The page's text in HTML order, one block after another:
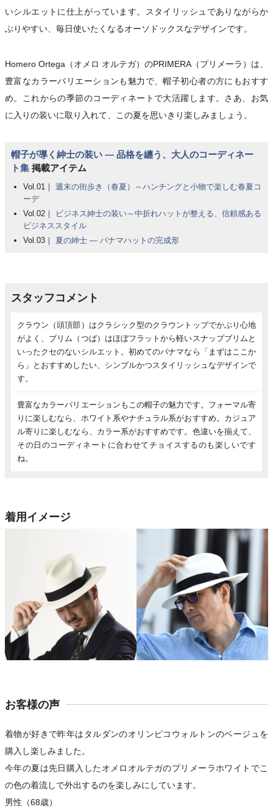
いシルエットに仕上がっています。スタイリッシュでありながらか
ぶりやすい、毎日使いたくなるオーソドックスなデザインです。
Homero Ortega（オメロ オルテガ）のPRIMERA（プリメーラ）は、
豊富なカラーバリエーションも魅力で、帽子初心者の方にもおすす
め。これからの季節のコーディネートで大活躍します。さあ、お気
に入りの装いに取り入れて、この夏を思いきり楽しみましょう。
帽子が導く紳士の装い ― 品格を纏う、大人のコーディネー
ト集 掲載アイテム
Vol.01｜ 週末の街歩き（春夏）～ハンチングと小物で楽しむ春夏コ
ーデ
Vol.02｜
ビジネス紳士の装い～中折れハットが整える、信頼感ある
ビジネススタイル
Vol.03｜ 夏の紳士 ― パナマハットの完成形
スタッフコメント
クラウン（頭頂部）はクラシック型のクラウントップでかぶり心地
がよく、ブリム（つば）はほぼフラットから軽いスナップブリムと
いったクセのないシルエット。初めてのパナマなら「まずはここか
ら」とおすすめしたい、シンプルかつスタイリッシュなデザインで
す。
豊富なカラーバリエーションもこの帽子の魅力です。フォーマル寄
りに楽しむなら、ホワイト系やナチュラル系がおすすめ。カジュア
ル寄りに楽しむなら、カラー系がおすすめです。色違いを揃えて、
その日のコーディネートに合わせてチョイスするのも楽しいです
ね。
着用イメージ
お客様の声
着物が好きで昨年はタルダンのオリンピコウォルトンのベージュを
購入し楽しみました。
今年の夏は先日購入したオメロオルテガのプリメーラホワイトでこ
の色の着流しで外出するのを楽しみにしています。
男性（68歳）